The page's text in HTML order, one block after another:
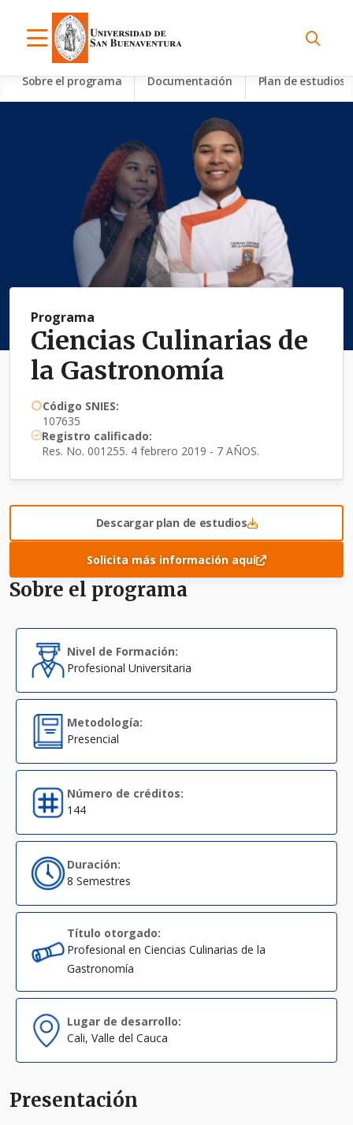
Sobre el programa Documentación Plan de estudios
Programa
Ciencias Culinarias de
la Gastronomía
Código SNIES:
107635
Registro calificado:
Res. No. 001255. 4 febrero 2019 - 7 AÑOS.
Descargar plan de estudios
Solicita más información aquí
Sobre el programa
Nivel de Formación:
Profesional Universitaria
Metodología:
Presencial
Número de créditos:
144
Duración:
8 Semestres
Título otorgado:
Profesional en Ciencias Culinarias de la
Gastronomía
Lugar de desarrollo:
Cali, Valle del Cauca
Presentación